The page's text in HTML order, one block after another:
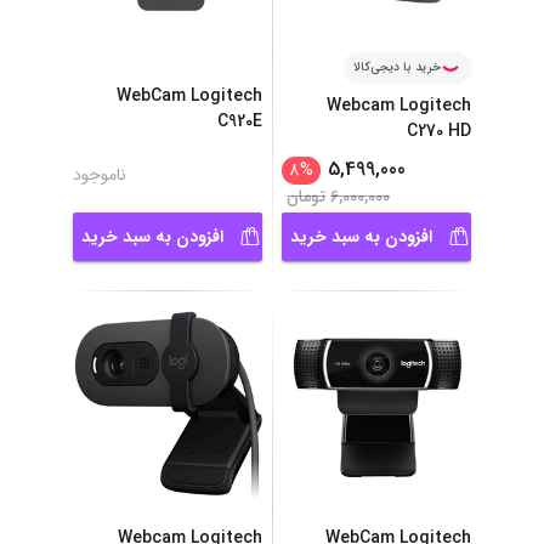
خرید با دیجی‌کالا
Webcam Logitech
C270 HD
5,499,000
%
8
6,000,000تومان
افزودن به سبد خرید
WebCam Logitech
C920E
ناموجود
افزودن به سبد خرید
WebCam Logitech
Webcam Logitech